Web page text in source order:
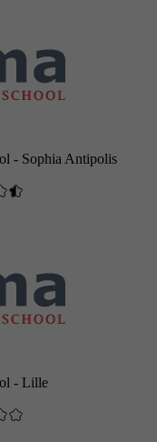
- Sophia Antipolis
- Lille